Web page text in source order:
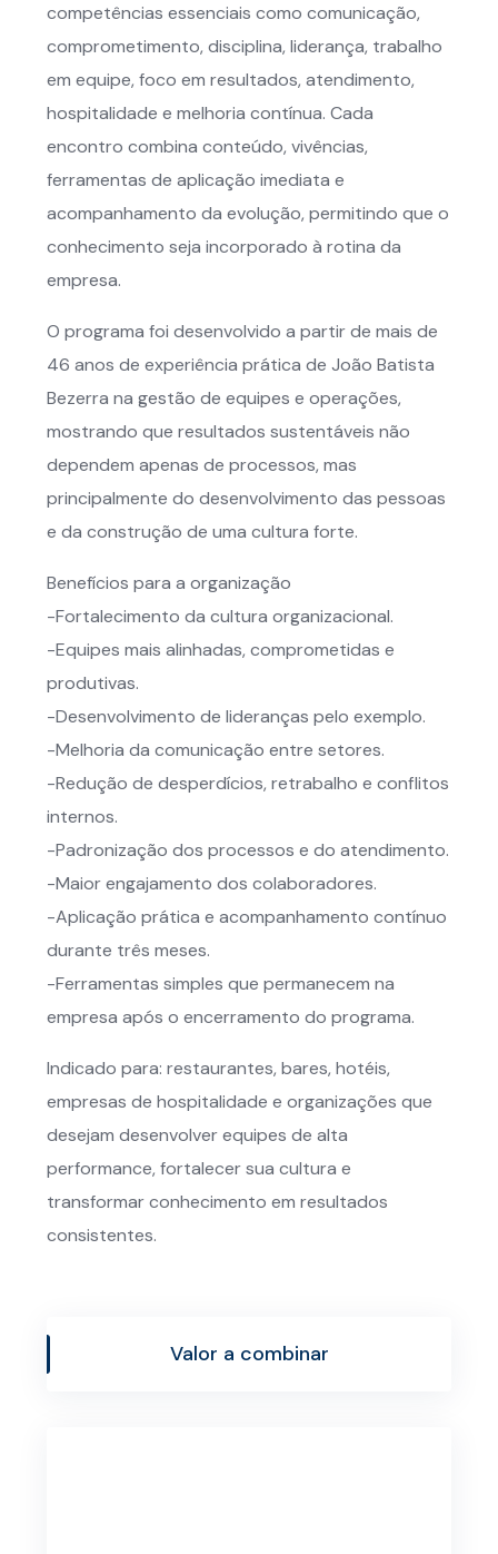
competências essenciais como comunicação,
comprometimento, disciplina, liderança, trabalho
em equipe, foco em resultados, atendimento,
hospitalidade e melhoria contínua. Cada
encontro combina conteúdo, vivências,
ferramentas de aplicação imediata e
acompanhamento da evolução, permitindo que o
conhecimento seja incorporado à rotina da
empresa.
O programa foi desenvolvido a partir de mais de
46 anos de experiência prática de João Batista
Bezerra na gestão de equipes e operações,
mostrando que resultados sustentáveis não
dependem apenas de processos, mas
principalmente do desenvolvimento das pessoas
e da construção de uma cultura forte.
Benefícios para a organização
-Fortalecimento da cultura organizacional.
-Equipes mais alinhadas, comprometidas e
produtivas.
-Desenvolvimento de lideranças pelo exemplo.
-Melhoria da comunicação entre setores.
-Redução de desperdícios, retrabalho e conflitos
internos.
-Padronização dos processos e do atendimento.
-Maior engajamento dos colaboradores.
-Aplicação prática e acompanhamento contínuo
durante três meses.
-Ferramentas simples que permanecem na
empresa após o encerramento do programa.
Indicado para: restaurantes, bares, hotéis,
empresas de hospitalidade e organizações que
desejam desenvolver equipes de alta
performance, fortalecer sua cultura e
transformar conhecimento em resultados
consistentes.
Valor a combinar